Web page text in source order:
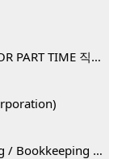
LYNNWOOD 지역 CPA 에서 FULL TIME OR PART TIME 직원을 찾습니다
Young Ocean, Inc. 직원 모집 (Accounting / Bookkeeping 분야)